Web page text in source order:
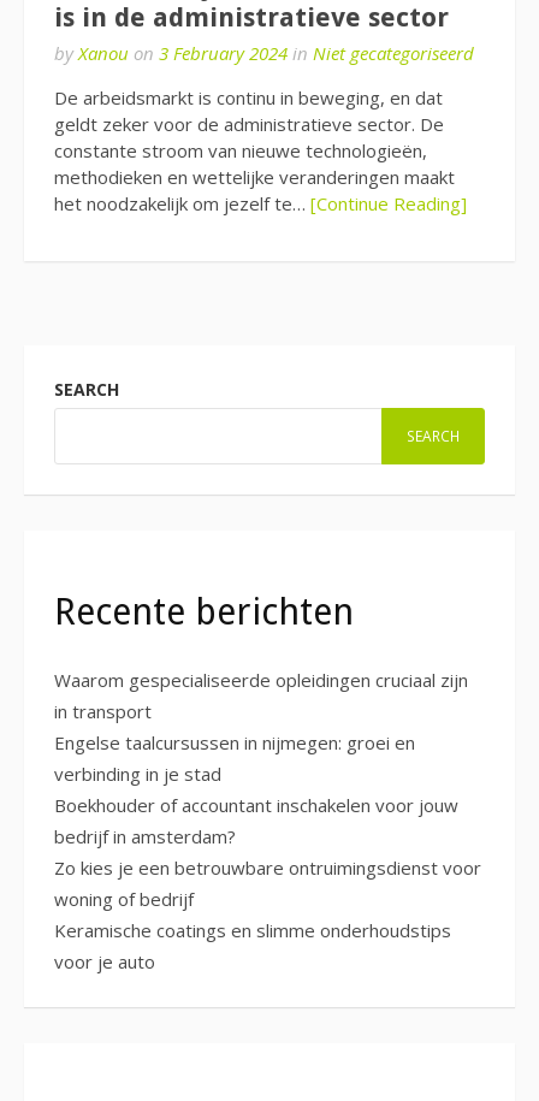
is in de administratieve sector
byXanou on 3 February 2024 in Niet gecategoriseerd
De arbeidsmarkt is continu in beweging, en dat
geldt zeker voor de administratieve sector. De
constante stroom van nieuwe technologieën,
methodieken en wettelijke veranderingen maakt
het noodzakelijk om jezelf te… [Continue Reading]
SEARCH
SEARCH
Recente berichten
Waarom gespecialiseerde opleidingen cruciaal zijn
in transport
Engelse taalcursussen in nijmegen: groei en
verbinding in je stad
Boekhouder of accountant inschakelen voor jouw
bedrijf in amsterdam?
Zo kies je een betrouwbare ontruimingsdienst voor
woning of bedrijf
Keramische coatings en slimme onderhoudstips
voor je auto